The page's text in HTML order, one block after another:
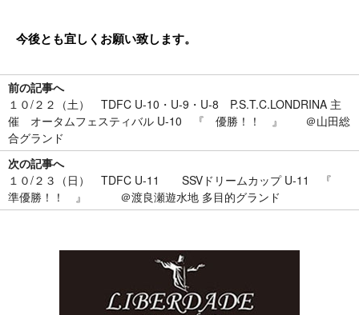
今後とも宜しくお願い致します。
前の記事へ
１０/２２（土） TDFC U-10・U-9・U-8 P.S.T.C.LONDRINA 主
催 オータムフェスティバル U-10 『 優勝！！ 』 ＠山田総
合グランド
次の記事へ
１０/２３（日） TDFC U-11 SSVドリームカップ U-11 『
準優勝！！ 』 ＠渡良瀬遊水地 多目的グランド